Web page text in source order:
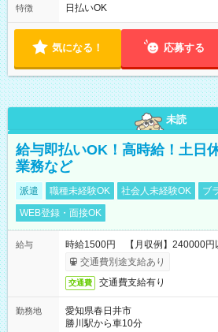
フト！ 残業ほぼナシ（0～5h/月）
特徴 日払いOK
気になる！ 応募する
未読
給与即払いOK！高時給！土日
業務など
派遣 職種未経験OK 社会人未経験OK
ブ
WEB登録・面接OK
給与
時給1500円 【月収例】240000円
交通費別途支給あり
交通費 交通費支給有り
勤務地
愛知県春日井市
勝川駅から車10分